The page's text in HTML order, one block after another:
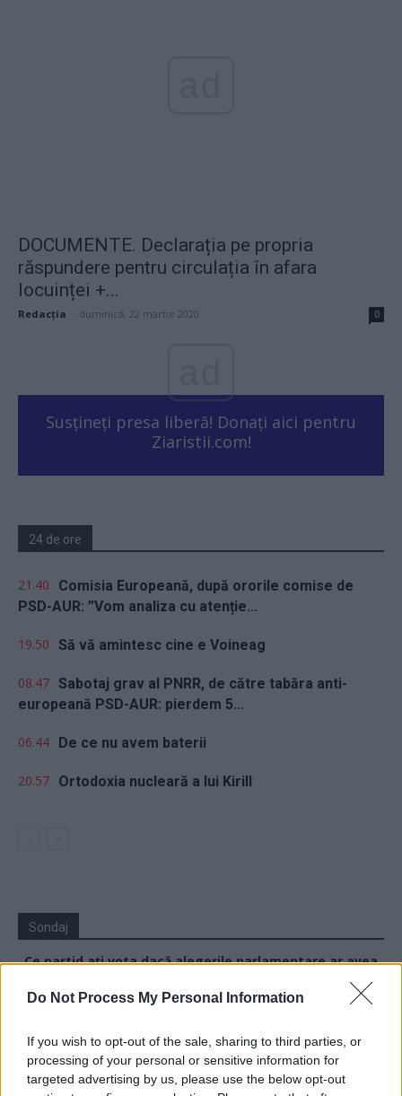
Do Not Process My Personal Information
If you wish to opt-out of the sale, sharing to third parties, or
processing of your personal or sensitive information for
targeted advertising by us, please use the below opt-out
DOCUMENTE. Declarația pe propria
răspundere pentru circulația în afara
locuinței +...
Redacţia duminică, 22 martie 2020 0
Susțineți presa liberă! Donați aici pentru
Ziaristii.com!
24 de ore
21.40
Comisia Europeană, după ororile comise de
PSD-AUR: ”Vom analiza cu atenție...
19.50 Să vă amintesc cine e Voineag
08.47 Sabotaj grav al PNRR, de către tabăra anti-
europeană PSD-AUR: pierdem 5...
06.44 De ce nu avem baterii
20.57 Ortodoxia nucleară a lui Kirill
Sondaj
Ce partid ați vota dacă alegerile parlamentare ar avea
PNL
PSD